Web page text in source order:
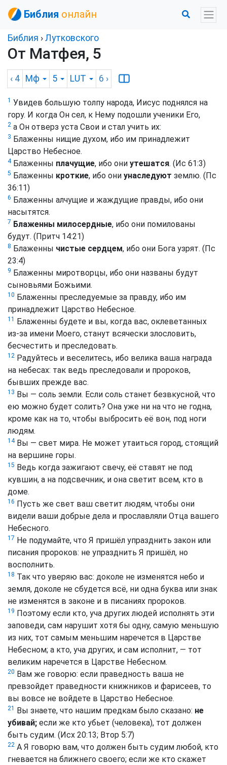
Библия онлайн
Библия › Лутковского
От Матфея, 5
‹ 4 Мф 5 LUT 6 ›
1 Увидев большую толпу народа, Иисус поднялся на
гору. И когда Он сел, к Нему подошли ученики Его,
2 а Он отверз уста Свои и стал учить их:
3 Блаженны нищие духом, ибо им принадлежит
Царство Небесное.
4Блаженны плачущие, ибо они утешатся. (Ис 61:3)
5 Блаженны кроткие, ибо они унаследуют землю. (Пс
36:11)
6 Блаженны алчущие и жаждущие правды, ибо они
насытятся.
7 Блаженны милосердные, ибо они помилованы
будут. (Притч 14:21)
8 Блаженны чистые сердцем, ибо они Бога узрят. (Пс
23:4)
9 Блаженны миротворцы, ибо они названы будут
сыновьями Божьими.
10 Блаженны преследуемые за правду, ибо им
принадлежит Царство Небесное.
11
Блаженны будете и вы, когда вас, оклеветанных
из-за имени Моего, станут всячески злословить,
бесчестить и преследовать.
12 Радуйтесь и веселитесь, ибо велика ваша награда
на небесах: так ведь преследовали и пророков,
бывших прежде вас.
13 Вы — соль земли. Если соль станет безвкусной, что
ею можно будет солить? Она уже ни на что не годна,
кроме как на то, чтобы выбросить её вон, под ноги
людям.
14Вы — свет мира. Не может утаиться город, стоящий
на вершине горы.
15 Ведь когда зажигают свечу, её ставят не под
кувшин, а на подсвечник, и она светит всем, кто в
доме.
16 Пусть же свет ваш светит людям, чтобы они
видели ваши добрые дела и прославляли Отца вашего
Небесного.
17 Не подумайте, что Я пришёл упразднить закон или
писания пророков: не упразднить Я пришёл, но
восполнить.
18 Так что уверяю вас: доколе не изменятся небо и
земля, доколе не сбудется всё, ни одна буква или знак
не изменятся в законе и в писаниях пророков.
19 Поэтому если кто, уча других людей исполнять эти
заповеди, сам нарушит хотя бы одну, самую меньшую
из них, тот самым меньшим наречется в Царстве
Небесном; а кто, уча других, и сам исполнит, — тот
великим наречется в Царстве Небесном.
20 Вам же говорю: если праведность ваша не
превзойдет праведности книжников и фарисеев, то
вы вовсе не войдете в Царство Небесное.
21 Вы знаете, что нашим предкам было сказано: не
убивай; если же кто убьет (человека), тот должен
быть судим. (Исх 20:13; Втор 5:7)
22 А Я говорю вам, что должен быть судим любой, кто
гневается на ближнего своего; если же кто скажет